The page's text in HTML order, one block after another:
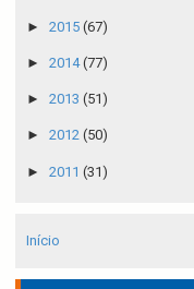
► 2015 (67)
► 2014(77)
► 2013 (51)
► 2012 (50)
► 2011 (31)
Início